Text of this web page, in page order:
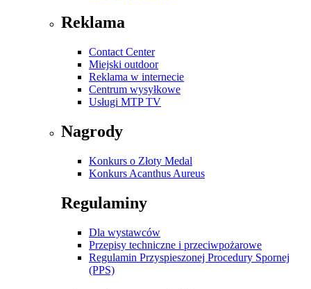
Reklama
Contact Center
Miejski outdoor
Reklama w internecie
Centrum wysyłkowe
Usługi MTP TV
Nagrody
Konkurs o Złoty Medal
Konkurs Acanthus Aureus
Regulaminy
Dla wystawców
Przepisy techniczne i przeciwpożarowe
Regulamin Przyspieszonej Procedury Spornej
(PPS)